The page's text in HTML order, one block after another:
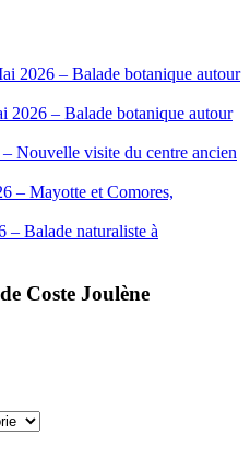
2026 – Balade botanique autour
2026 – Balade botanique autour
Nouvelle visite du centre ancien
– Mayotte et Comores,
– Balade naturaliste à
Coste Joulène